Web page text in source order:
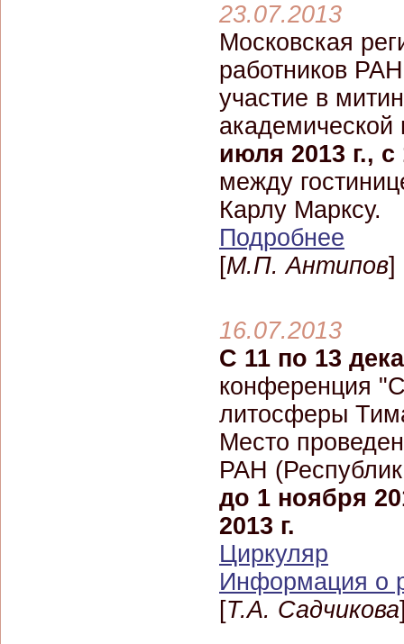
23.07.2013
Московская
работников
участие в
академической
июля 2013 г., с
между
Карлу Марксу.
Подробнее
[М.П. Антипов]
16.07.2013
С 11 по 13
конференция
литосферы
Место
РАН
до 1 ноября
2013 г.
Циркуляр
Информация о
[Т.А. Садчикова